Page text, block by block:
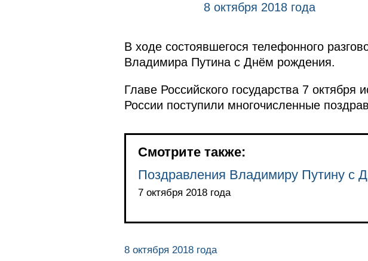
8 октября 2018 года
В ходе состоявшегося телефонного
Владимира Путина с Днём рождения.
Главе Российского государства 7
России поступили многочисленные
Смотрите также:
Поздравления Владимиру Путину с
7 октября 2018 года
8 октября 2018 года